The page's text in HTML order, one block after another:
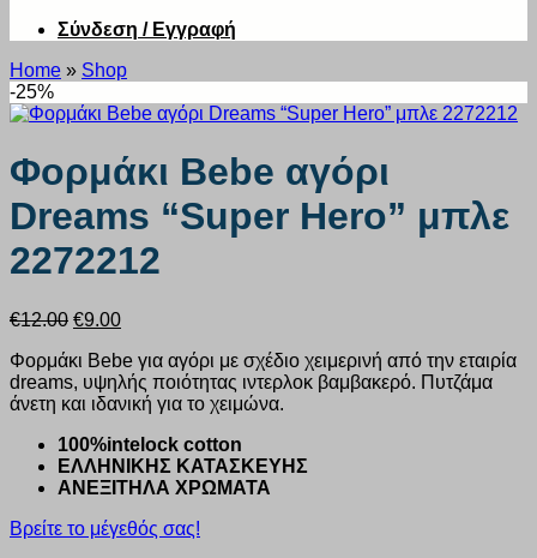
Σύνδεση / Εγγραφή
Home » Shop
-25%
Φορμάκι Bebe αγόρι
Dreams “Super Hero” μπλε
2272212
€12.00 Original
was:
€12.00.
€9.00Η
τιμή
είναι:
€9.00.
Φορμάκι Bebe για αγόρι με σχέδιο χειμερινή από την εταιρία
dreams, υψηλής ποιότητας ιντερλοκ βαμβακερό. Πυτζάμα
άνετη και ιδανική για το χειμώνα.
100%intelock cotton
ΕΛΛΗΝΙΚΗΣ ΚΑΤΑΣΚΕΥΗΣ
ΑΝΕΞΙΤΗΛΑ ΧΡΩΜΑΤΑ
Βρείτε το μέγεθός σας!